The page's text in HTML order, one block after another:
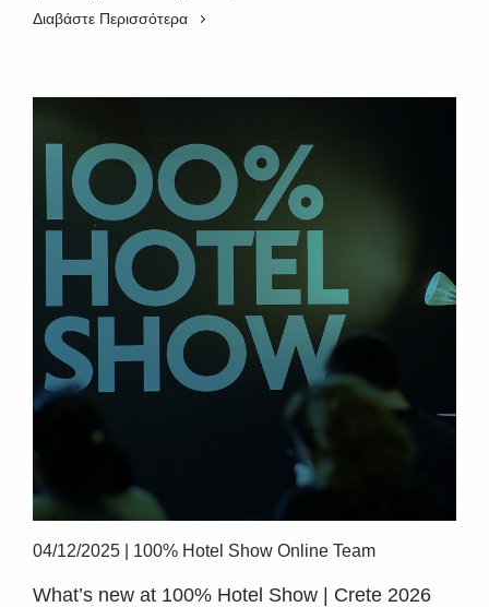
Διαβάστε Περισσότερα
04/12/2025 100% Hotel Show Online Team
What’s new at 100% Hotel Show | Crete 2026